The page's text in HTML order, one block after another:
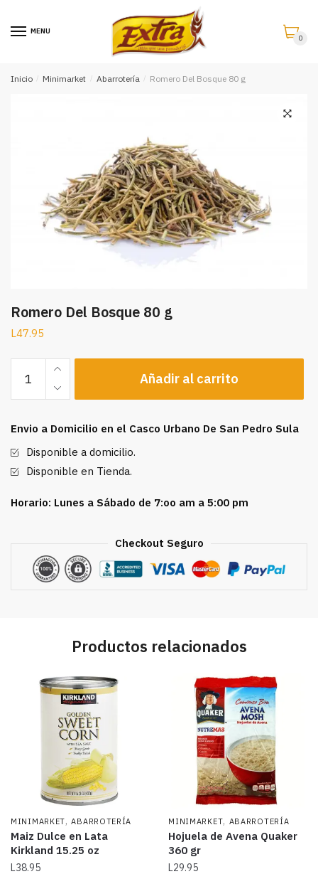
MENU
0
Inicio / Minimarket / Abarrotería / Romero Del Bosque 80 g
Romero Del Bosque 80 g
L47.95
Del
Bosque
g
cantidad
Añadir al carrito
Envio a Domicilio en el Casco Urbano De San Pedro Sula
Disponible a domicilio.
Disponible en Tienda.
Horario: Lunes a Sábado de 7:oo am a 5:00 pm
Checkout Seguro
Productos relacionados
MINIMARKET,ABARROTERÍA
Maiz Dulce en Lata
Kirkland 15.25 oz
L38.95
MINIMARKET, ABARROTERÍA
Hojuela de Avena Quaker
360 gr
L29.95